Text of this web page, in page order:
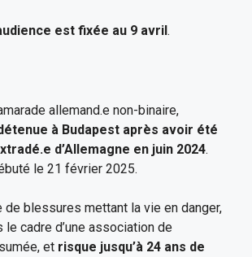
est fixée au 9 avril.
allemand.e non-binaire,
à Budapest après avoir été
d’Allemagne en juin 2024.
le 21 février 2025.
de blessures mettant la vie en danger,
cadre d’une association de
et risque jusqu’à 24 ans de